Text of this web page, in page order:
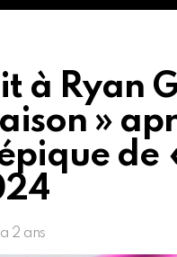
à Ryan
»
de
2 ans